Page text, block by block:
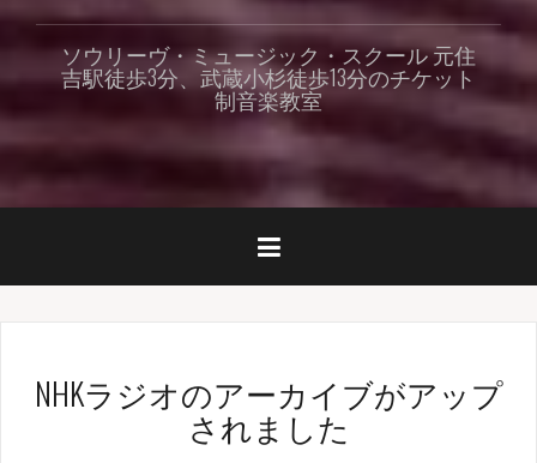
ソウリーヴ・ミュージック・スクール 元住
吉駅徒歩3分、武蔵小杉徒歩13分のチケット
制音楽教室
NHKラジオのアーカイブがアップ
されました